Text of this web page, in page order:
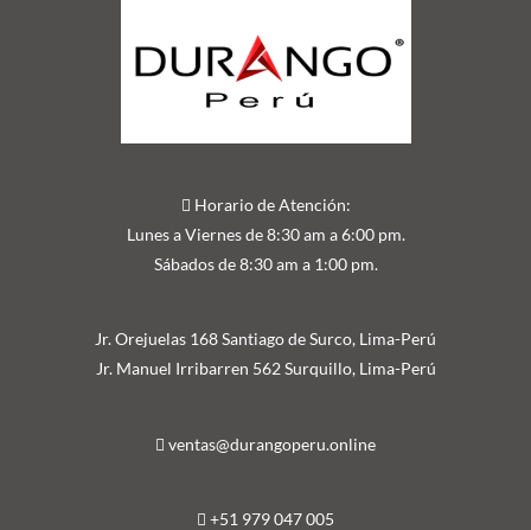
Horario de Atención:
Lunes a Viernes de 8:30 am a 6:00 pm.
Sábados de 8:30 am a 1:00 pm.
Jr. Orejuelas 168 Santiago de Surco, Lima-Perú
Jr. Manuel Irribarren 562 Surquillo, Lima-Perú
ventas@durangoperu.online
+51 979 047 005